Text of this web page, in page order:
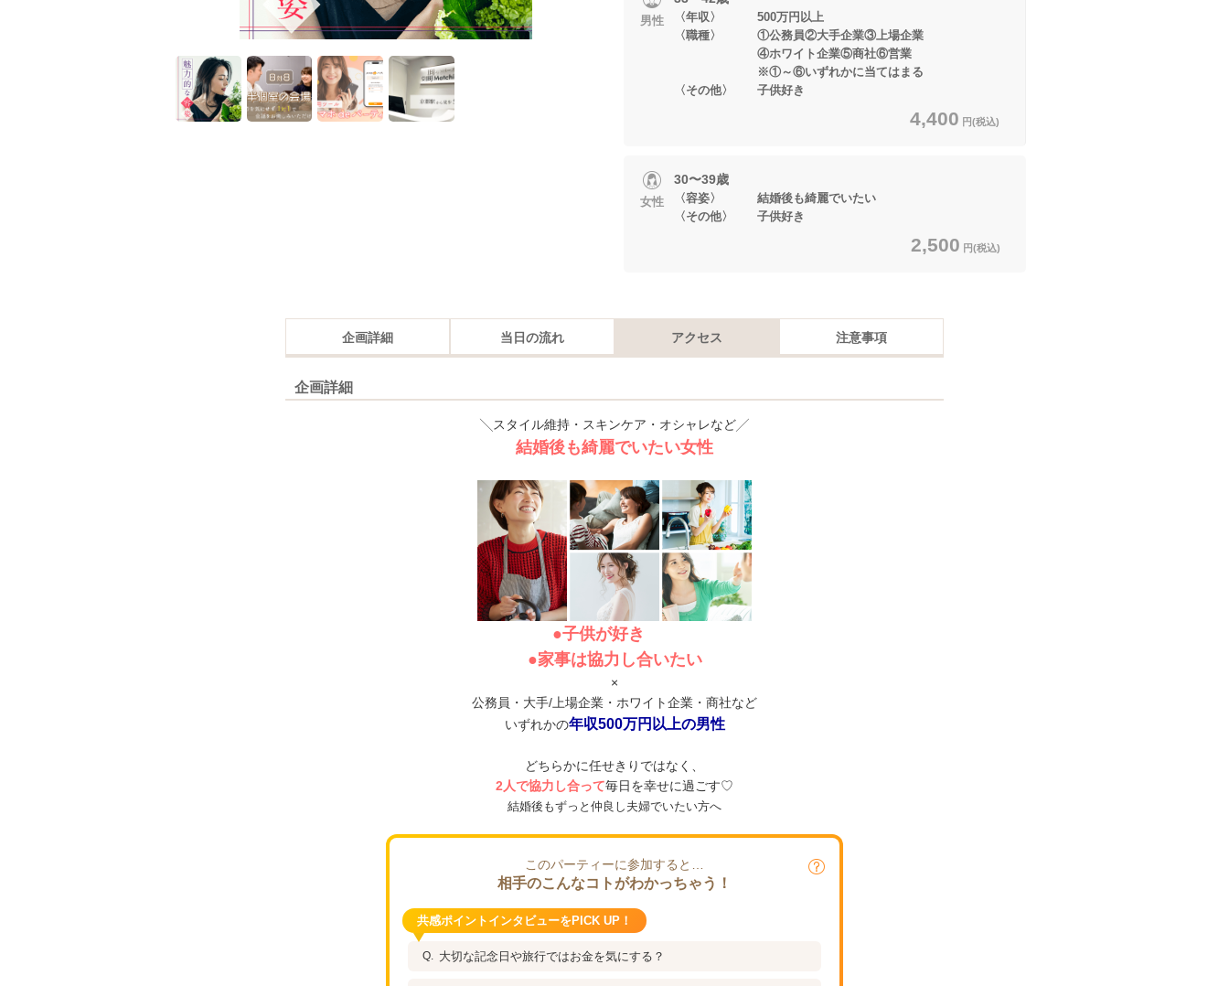
男性
〈年収〉 500万円以上
〈職種〉 ①公務員②大手企業③上場企業
④ホワイト企業⑤商社⑥営業
※①～⑥いずれかに当てはまる
〈その他〉 子供好き
4,400 円(税込)
女性
30〜39歳
〈容姿〉 結婚後も綺麗でいたい
〈その他〉 子供好き
2,500 円(税込)
企画詳細 当日の流れ アクセス 注意事項
企画詳細
╲スタイル維持・スキンケア・オシャレなど╱
結婚後も綺麗でいたい女性
●子供が好き
●家事は協力し合いたい
×
公務員・大手/上場企業・ホワイト企業・商社など
いずれかの年収500万円以上の男性
どちらかに任せきりではなく、
2人で協力し合って毎日を幸せに過ごす♡
結婚後もずっと仲良し夫婦でいたい方へ
このパーティーに参加すると…
相手のこんなコトがわかっちゃう！
共感ポイントインタビューをPICK UP！
大切な記念日や旅行ではお金を気にする？